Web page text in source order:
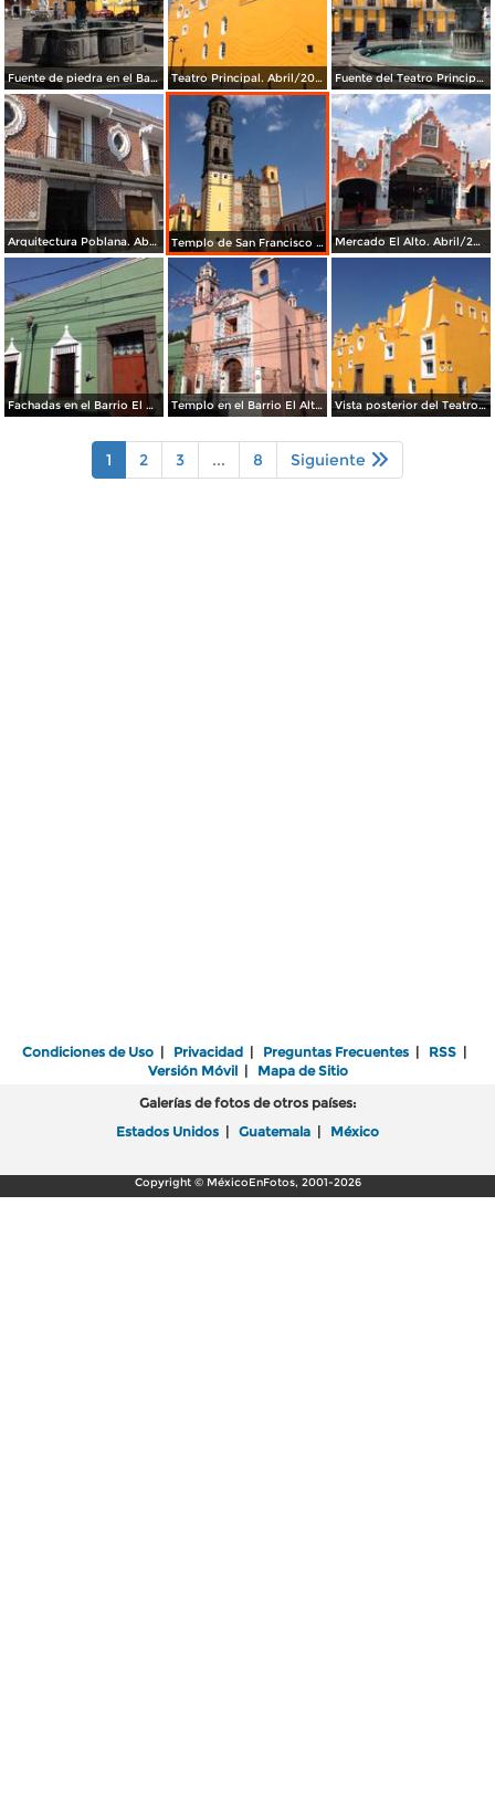
Fuente de piedra en el Barrio del Artista. Abril/2017 Teatro Principal. Abril/2017 Fuente del Teatro Principal. Abril/2017
Arquitectura Poblana. Abril/2017 Templo de San Francisco de Asis. Abril/2017 Mercado El Alto. Abril/2017
Fachadas en el Barrio El Alto. Abril/2017 Templo en el Barrio El Alto. Abril/2017 Vista posterior del Teatro Principal. Abril/2017
1 2 3 ... 8 Siguiente
Condiciones de Uso | Privacidad | Preguntas Frecuentes | RSS |
Versión Móvil| Mapa de Sitio
Galerías de fotos de otros países:
Estados Unidos | Guatemala | México
Copyright © MéxicoEnFotos, 2001-2026